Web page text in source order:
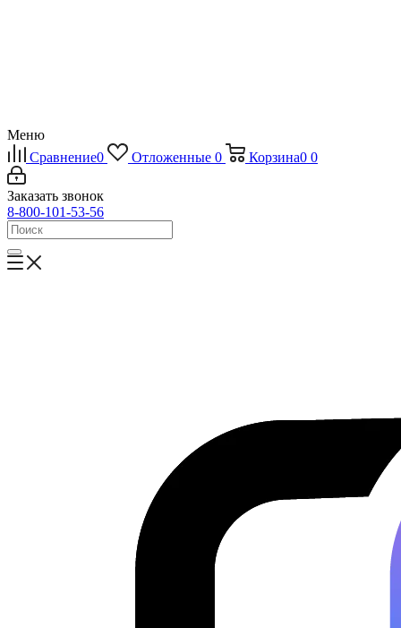
Меню
Сравнение0 Отложенные 0 Корзина0 0
Заказать звонок
8-800-101-53-56